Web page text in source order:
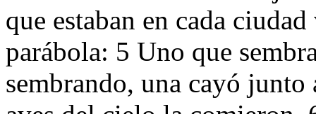
que estaban en cada
parábola: 5 Uno que
sembrando, una cayó